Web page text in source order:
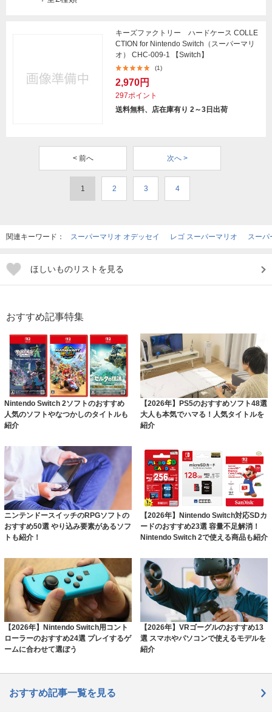
キーズファクトリー ハードケース COLLE
CTION for Nintendo Switch（スーパーマリ
オ） CHC-009-1 【Switch】
(1)
2,970円
297ポイント
送料無料、店在庫有り 2～3日出荷
< 前へ 次へ >
1 2 3 4
関連キーワード： スーパーマリオ オデッセイ レゴ スーパーマリオ スーパ
ほしいものリストを見る
おすすめ記事特集
Nintendo Switch 2ソフトのおすすめ
人気のソフトやなつかしのタイトルも
紹介
【2026年】PS5のおすすめソフト48選
大人も本気でハマる！人気タイトルを
紹介
ニンテンドースイッチのRPGソフトの
おすすめ50選 やり込み要素があるソフ
トも紹介！
【2026年】Nintendo Switch対応SDカ
ードのおすすめ23選 容量不足解消！
Nintendo Switch 2で使える商品も紹介
【2026年】Nintendo Switch用コント
ローラーのおすすめ24選 プレイするゲ
ームに合わせて選ぼう
【2026年】VRゴーグルのおすすめ13
選 スマホやパソコンで使えるモデルを
紹介
おすすめ記事一覧を見る